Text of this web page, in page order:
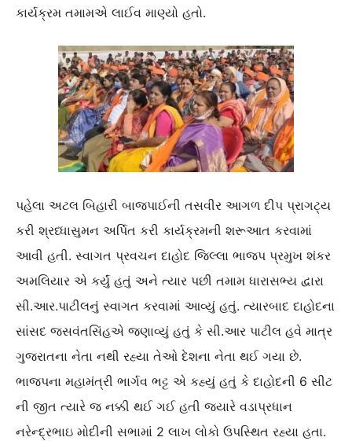
કાર્યક્રમ તમામએ લાઈવ માણ્યો હતો.
પહેલા અટલ બિહારી બાજપાઈની તસવીર આગળ દીપ પ્રાગટ્ય
કરી શ્રધ્ધાસુમન અર્પિત કરી કાર્યક્રમની શરૂઆત કરવામાં
આવી હતી. સ્વાગત પ્રવચન દાહોદ જિલ્લા ભાજપ પ્રમુખ શંકર
અમલિયાર એ કર્યું હતું અને ત્યાર પછી તમામ ધારાસભ્ય દ્વારા
સી.આર.પાટીલનું સ્વાગત કરવામાં આવ્યું હતું. ત્યારબાદ દાહોદના
સાંસદ જસવંતસિંહએ જણાવ્યું હતું કે સી.આર પાટીલ હવે માત્ર
ગુજરાતના નેતા નથી રહ્યા તેઓ દેશના નેતા થઈ ગયા છે.
ભાજપના મહામંત્રી ભાર્ગવ ભટ્ટ એ કહ્યું હતું કે દાહોદની 6 સીટ
ની જીત ત્યારે જ નક્કી થઈ ગઈ હતી જ્યારે વડાપ્રધાન
નરેન્દ્રભાઇ મોદીની સભામાં 2 લાખ લોકો ઉપસ્થિત રહ્યા હતા.